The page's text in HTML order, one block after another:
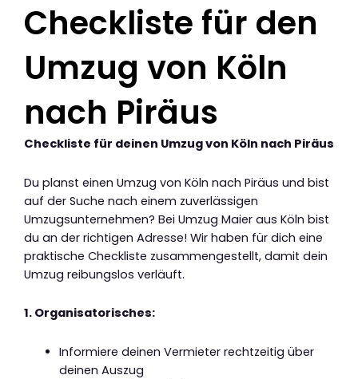
Checkliste für den
Umzug von Köln
nach Piräus
Checkliste für deinen Umzug von Köln nach Piräus
Du planst einen Umzug von Köln nach Piräus und bist
auf der Suche nach einem zuverlässigen
Umzugsunternehmen? Bei Umzug Maier aus Köln bist
du an der richtigen Adresse! Wir haben für dich eine
praktische Checkliste zusammengestellt, damit dein
Umzug reibungslos verläuft.
1. Organisatorisches:
Informiere deinen Vermieter rechtzeitig über
deinen Auszug